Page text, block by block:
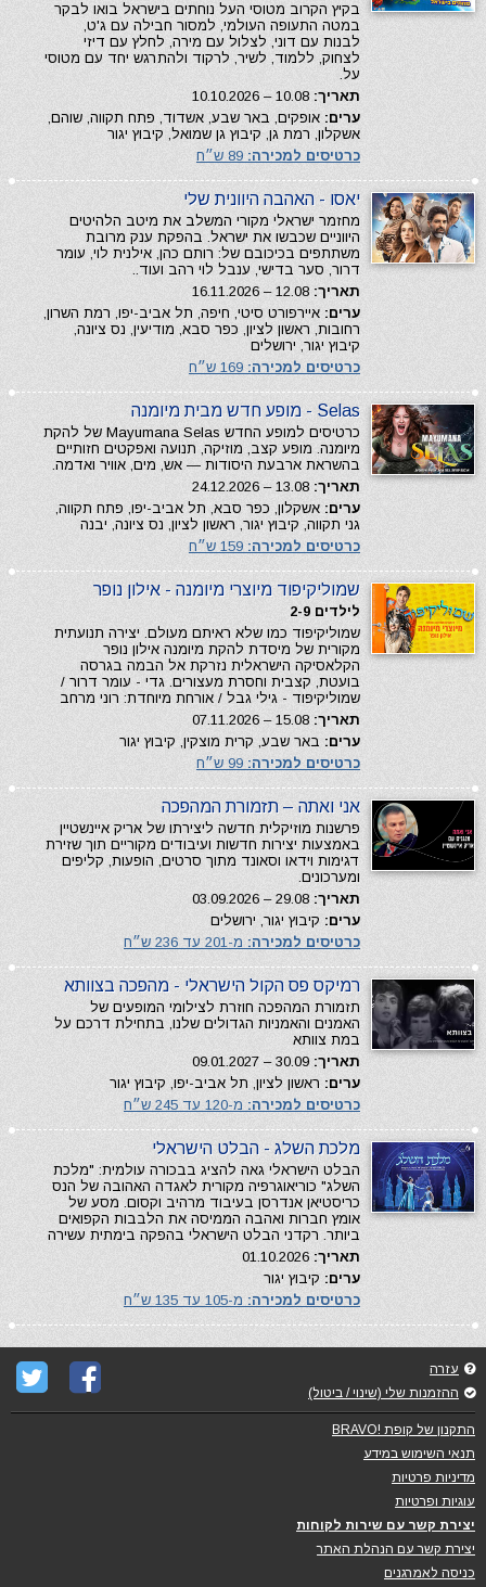
בקיץ הקרוב מטוסי העל נוחתים בישראל בואו לבקר
במטה התעופה העולמי, למסור חבילה עם ג'ט,
לבנות עם דוני, לצלול עם מירה, לחלץ עם דיזי
לצחוק, ללמוד, לשיר, לרקוד ולהתרגש יחד עם מטוסי
על.
תאריך:
ערים: אופקים, באר שבע, אשדוד, פתח תקווה, שוהם,
אשקלון, רמת גן, קיבוץ גן שמואל, קיבוץ יגור
כרטיסים למכירה:
יאסו - האהבה היוונית שלי
מחזמר ישראלי מקורי המשלב את מיטב הלהיטים
היווניים שכבשו את ישראל. בהפקת ענק מרובת
משתתפים בכיכובם של: רותם כהן, אילנית לוי, עומר
דרור, סער בדישי, ענבל לוי רהב ועוד..
תאריך:
ערים: איירפורט סיטי, חיפה, תל אביב-יפו, רמת השרון,
רחובות, ראשון לציון, כפר סבא, מודיעין, נס ציונה,
קיבוץ יגור, ירושלים
כרטיסים למכירה:
Selas - מופע חדש מבית מיומנה
כרטיסים למופע החדש Mayumana Selas של להקת
מיומנה. מופע קצב, מוזיקה, תנועה ואפקטים חזותיים
בהשראת ארבעת היסודות — אש, מים, אוויר ואדמה.
תאריך:
ערים: אשקלון, כפר סבא, תל אביב-יפו, פתח תקווה,
גני תקווה, קיבוץ יגור, ראשון לציון, נס ציונה, יבנה
כרטיסים למכירה:
שמוליקיפוד מיוצרי מיומנה - אילון נופר
לילדים 2-9
שמוליקיפוד כמו שלא ראיתם מעולם. יצירה תנועתית
מקורית של מיסדת להקת מיומנה אילון נופר
הקלאסיקה הישראלית נזרקת אל הבמה בגרסה
בועטת, קצבית וחסרת מעצורים. גדי - עומר דרור /
שמוליקיפוד - גילי גבל / אורחת מיוחדת: רוני מרחב
תאריך:
ערים: באר שבע, קרית מוצקין, קיבוץ יגור
כרטיסים למכירה:
אני ואתה – תזמורת המהפכה
פרשנות מוזיקלית חדשה ליצירתו של אריק איינשטיין
באמצעות יצירות חדשות ועיבודים מקוריים תוך שזירת
דגימות וידאו וסאונד מתוך סרטים, הופעות, קליפים
ומערכונים.
תאריך:
ערים: קיבוץ יגור, ירושלים
כרטיסים למכירה: מ-201 עד 236 ש״ח
רמיקס פס הקול הישראלי - מהפכה בצוותא
תזמורת המהפכה חוזרת לצילומי המופעים של
האמנים והאמניות הגדולים שלנו, בתחילת דרכם על
במת צוותא
תאריך:
ערים: ראשון לציון, תל אביב-יפו, קיבוץ יגור
כרטיסים למכירה: מ-120 עד 245 ש״ח
מלכת השלג - הבלט הישראלי
הבלט הישראלי גאה להציג בבכורה עולמית: "מלכת
השלג" כוריאוגרפיה מקורית לאגדה האהובה של הנס
כריסטיאן אנדרסן בעיבוד מרהיב וקסום. מסע של
אומץ חברות ואהבה הממיסה את הלבבות הקפואים
ביותר. רקדני הבלט הישראלי בהפקה בימתית עשירה
תאריך:
ערים: קיבוץ יגור
כרטיסים למכירה: מ-105 עד 135 ש״ח
עזרה
ההזמנות שלי (שינוי / ביטול)
התקנון של קופת !BRAVO
תנאי השימוש במידע
מדיניות פרטיות
עוגיות ופרטיות
יצירת קשר עם שירות לקוחות
יצירת קשר עם הנהלת האתר
כניסה לאמרגנים